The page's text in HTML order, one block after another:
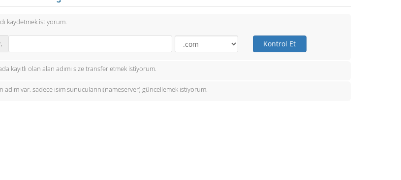
kaydetmek istiyorum.
Kontrol Et
kayıtlı olan alan adımı size transfer etmek istiyorum.
adım var, sadece isim sunucularını(nameserver) güncellemek istiyorum.